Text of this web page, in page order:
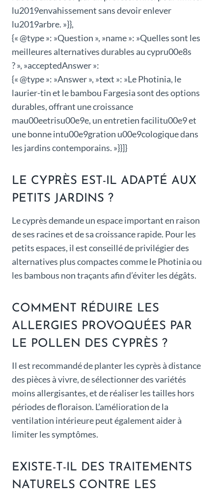
lu2019envahissement sans devoir enlever
lu2019arbre. »}},
{« @type »: »Question », »name »: »Quelles sont les
meilleures alternatives durables au cypru00e8s
? », »acceptedAnswer »:
{« @type »: »Answer », »text »: »Le Photinia, le
laurier-tin et le bambou Fargesia sont des options
durables, offrant une croissance
mau00eetrisu00e9e, un entretien facilitu00e9 et
une bonne intu00e9gration u00e9cologique dans
les jardins contemporains. »}}]}
LE CYPRÈS EST-IL ADAPTÉ AUX
PETITS JARDINS ?
Le cyprès demande un espace important en raison
de ses racines et de sa croissance rapide. Pour les
petits espaces, il est conseillé de privilégier des
alternatives plus compactes comme le Photinia ou
les bambous non traçants afin d’éviter les dégâts.
COMMENT RÉDUIRE LES
ALLERGIES PROVOQUÉES PAR
LE POLLEN DES CYPRÈS ?
Il est recommandé de planter les cyprès à distance
des pièces à vivre, de sélectionner des variétés
moins allergisantes, et de réaliser les tailles hors
périodes de floraison. L’amélioration de la
ventilation intérieure peut également aider à
limiter les symptômes.
EXISTE-T-IL DES TRAITEMENTS
NATURELS CONTRE LES